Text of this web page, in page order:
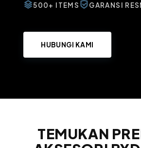
500+ ITEMS GARANSI
HUBUNGI KAMI
TEMUKAN